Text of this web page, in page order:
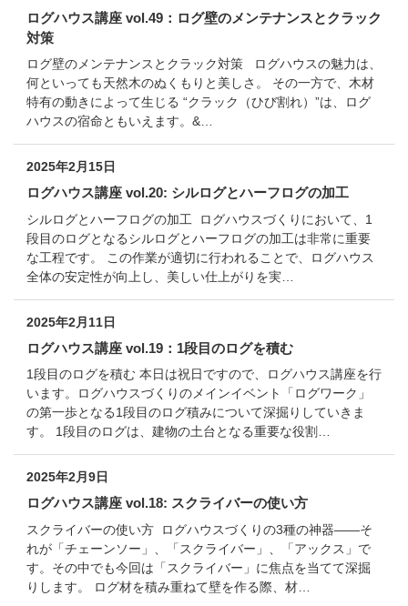
ログハウス講座 vol.49：ログ壁のメンテナンスとクラック
対策
ログ壁のメンテナンスとクラック対策 ログハウスの魅力は、
何といっても天然木のぬくもりと美しさ。 その一方で、木材
特有の動きによって生じる “クラック（ひび割れ）”は、ログ
ハウスの宿命ともいえます。&…
2025年2月15日
ログハウス講座 vol.20: シルログとハーフログの加工
シルログとハーフログの加工 ログハウスづくりにおいて、1
段目のログとなるシルログとハーフログの加工は非常に重要
な工程です。 この作業が適切に行われることで、ログハウス
全体の安定性が向上し、美しい仕上がりを実…
2025年2月11日
ログハウス講座 vol.19：1段目のログを積む
1段目のログを積む 本日は祝日ですので、ログハウス講座を行
います。ログハウスづくりのメインイベント「ログワーク」
の第一歩となる1段目のログ積みについて深掘りしていきま
す。 1段目のログは、建物の土台となる重要な役割…
2025年2月9日
ログハウス講座 vol.18: スクライバーの使い方
スクライバーの使い方 ログハウスづくりの3種の神器――そ
れが「チェーンソー」、「スクライバー」、「アックス」で
す。その中でも今回は「スクライバー」に焦点を当てて深掘
りします。 ログ材を積み重ねて壁を作る際、材…